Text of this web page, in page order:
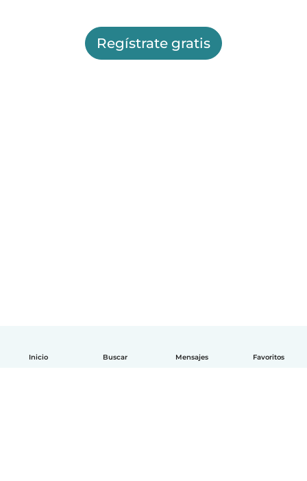
Inicio Buscar Mensajes Favoritos
Regístrate gratis